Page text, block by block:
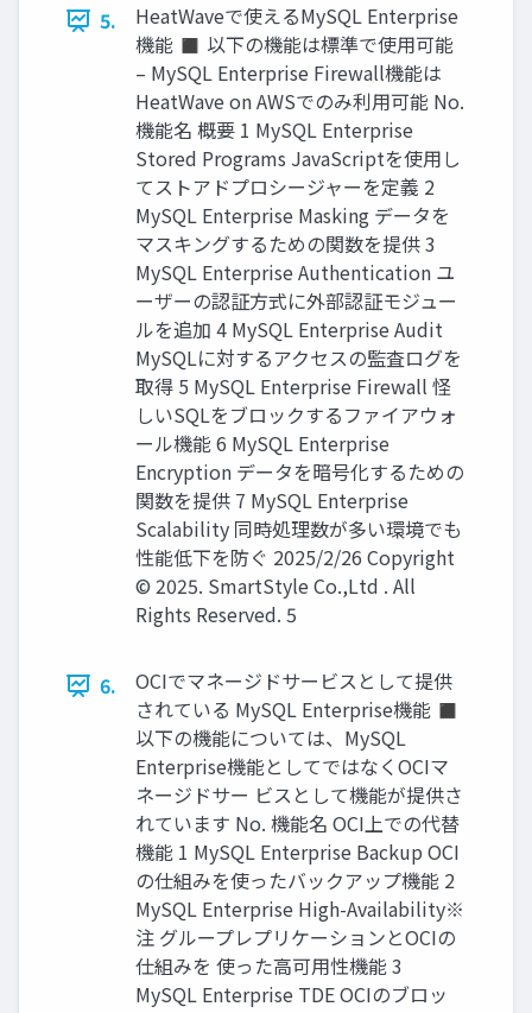
5.
HeatWaveで使えるMySQL Enterprise
機能 ◼ 以下の機能は標準で使用可能
– MySQL Enterprise Firewall機能は
HeatWave on AWSでのみ利用可能 No.
機能名 概要 1 MySQL Enterprise
Stored Programs JavaScriptを使用し
てストアドプロシージャーを定義 2
MySQL Enterprise Masking データを
マスキングするための関数を提供 3
MySQL Enterprise Authentication ユ
ーザーの認証方式に外部認証モジュー
ルを追加 4 MySQL Enterprise Audit
MySQLに対するアクセスの監査ログを
取得 5 MySQL Enterprise Firewall 怪
しいSQLをブロックするファイアウォ
ール機能 6 MySQL Enterprise
Encryption データを暗号化するための
関数を提供 7 MySQL Enterprise
Scalability 同時処理数が多い環境でも
性能低下を防ぐ 2025/2/26 Copyright
© 2025. SmartStyle Co.,Ltd . All
Rights Reserved. 5
6.
OCIでマネージドサービスとして提供
されている MySQL Enterprise機能 ◼
以下の機能については、MySQL
Enterprise機能としてではなくOCIマ
ネージドサー ビスとして機能が提供さ
れています No. 機能名 OCI上での代替
機能 1 MySQL Enterprise Backup OCI
の仕組みを使ったバックアップ機能 2
MySQL Enterprise High-Availability※
注 グループレプリケーションとOCIの
仕組みを 使った高可用性機能 3
MySQL Enterprise TDE OCIのブロッ